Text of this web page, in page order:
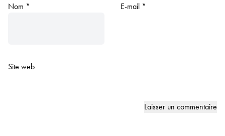
Nom * E-mail *
Site web